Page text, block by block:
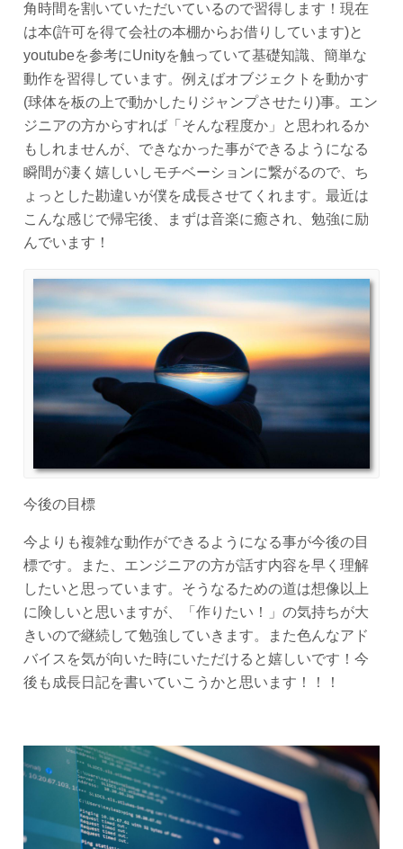
角時間を割いていただいているので習得します！現在
は本(許可を得て会社の本棚からお借りしています)と
youtubeを参考にUnityを触っていて基礎知識、簡単な
動作を習得しています。例えばオブジェクトを動かす
(球体を板の上で動かしたりジャンプさせたり)事。エン
ジニアの方からすれば「そんな程度か」と思われるか
もしれませんが、できなかった事ができるようになる
瞬間が凄く嬉しいしモチベーションに繋がるので、ち
ょっとした勘違いが僕を成長させてくれます。最近は
こんな感じで帰宅後、まずは音楽に癒され、勉強に励
んでいます！
今後の目標
今よりも複雑な動作ができるようになる事が今後の目
標です。また、エンジニアの方が話す内容を早く理解
したいと思っています。そうなるための道は想像以上
に険しいと思いますが、「作りたい！」の気持ちが大
きいので継続して勉強していきます。また色んなアド
バイスを気が向いた時にいただけると嬉しいです！今
後も成長日記を書いていこうかと思います！！！